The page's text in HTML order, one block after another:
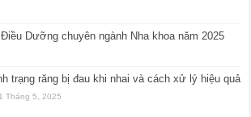
Dưỡng chuyên ngành Nha khoa năm 2025
trạng răng bị đau khi nhai và cách xử lý hiệu quả
Tháng 5, 2025